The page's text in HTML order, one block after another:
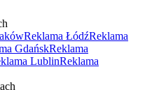
Reklama ŁódźReklama
GdańskReklama
LublinReklama